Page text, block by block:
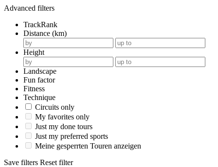
Advanced filters
TrackRank
Distance (km)
Height
Landscape
Fun factor
Fitness
Technique
Circuits only
My favorites only
Just my done tours
Just my preferred sports
Meine gesperrten Touren anzeigen
Save filters Reset filter